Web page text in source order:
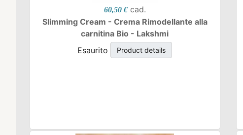
60,50 € cad.
Slimming Cream - Crema Rimodellante alla
carnitina Bio - Lakshmi
Esaurito
Product details